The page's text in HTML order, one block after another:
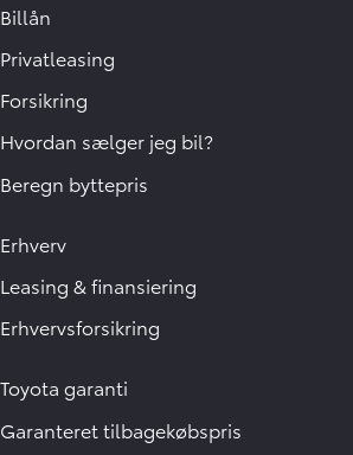
Billån
Privatleasing
Forsikring
Hvordan sælger jeg bil?
Beregn byttepris
Erhverv
Leasing & finansiering
Erhvervsforsikring
Toyota garanti
Garanteret tilbagekøbspris